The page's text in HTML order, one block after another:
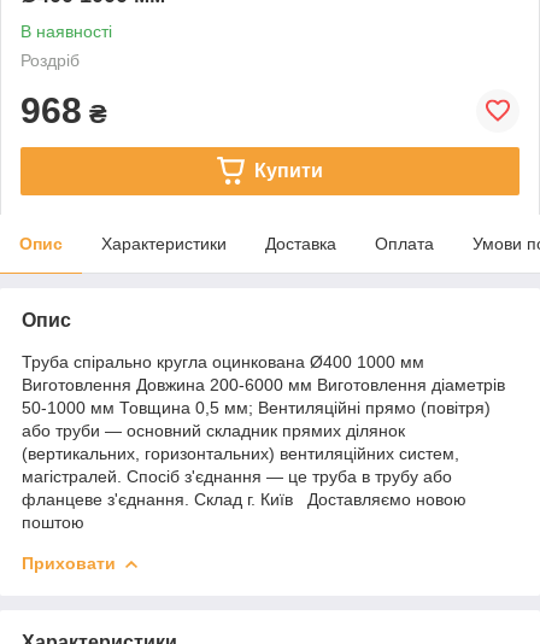
В наявності
Роздріб
968 ₴
Купити
Опис Характеристики Доставка Оплата Умови
Опис
Труба спірально кругла оцинкована Ø400 1000 мм
Виготовлення Довжина 200-6000 мм Виготовлення діаметрів
50-1000 мм Товщина 0,5 мм; Вентиляційні прямо (повітря)
або труби — основний складник прямих ділянок
(вертикальних, горизонтальних) вентиляційних систем,
магістралей. Спосіб з'єднання — це труба в трубу або
фланцеве з'єднання. Склад г. Київ Доставляємо новою
поштою
Приховати